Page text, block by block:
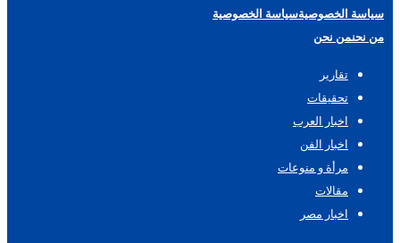
سياسة الخصوصيةسياسة الخصوصية
من نحنمن نحن
تقارير
تحقيقات
اخبار العرب
اخبار الفن
مرأة و منوعات
مقالات
اخبار مصر